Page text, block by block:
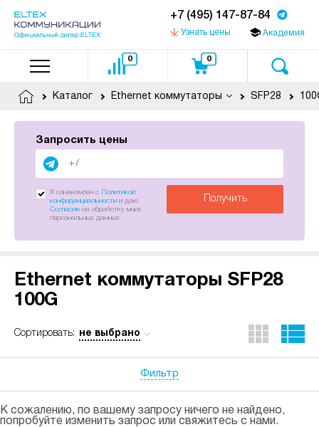
+7 (495) 147-87-84
Узнать цены Академия
0 0
Каталог Ethernet коммутаторы SFP28
Запросить цены
Получить
Я ознакомлен с
Политикой
конфиденциальности и даю
Согласие на обработку моих
персональных данных
Ethernet коммутаторы SFP28
100G
Сортировать: не выбрано
Фильтр
К сожалению, по вашему запросу ничего не найдено,
попробуйте изменить запрос или свяжитесь с нами.